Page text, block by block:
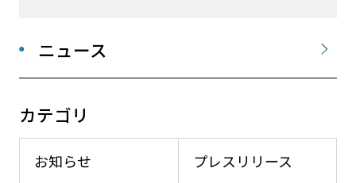
ニュース
カテゴリ
お知らせ プレスリリース